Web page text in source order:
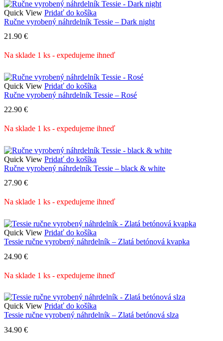
Quick View Pridať do košíka
Ručne vyrobený náhrdelník Tessie – Dark night
21.90 €
Na sklade 1 ks - expedujeme ihneď
Quick View Pridať do košíka
Ručne vyrobený náhrdelník Tessie – Rosé
22.90 €
Na sklade 1 ks - expedujeme ihneď
Quick View Pridať do košíka
Ručne vyrobený náhrdelník Tessie – black & white
27.90 €
Na sklade 1 ks - expedujeme ihneď
Quick View Pridať do košíka
Tessie ručne vyrobený náhrdelník – Zlatá betónová kvapka
24.90 €
Na sklade 1 ks - expedujeme ihneď
Quick View Pridať do košíka
Tessie ručne vyrobený náhrdelník – Zlatá betónová slza
34.90 €